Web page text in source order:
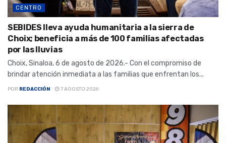
CENTRO
SEBIDES lleva ayuda humanitaria a la sierra de
Choix; beneficia a más de 100 familias afectadas
por las lluvias
Choix, Sinaloa, 6 de agosto de 2026.- Con el compromiso de
brindar atención inmediata a las familias que enfrentan los...
POR REDACCIÓN 7 AGOSTO 2026